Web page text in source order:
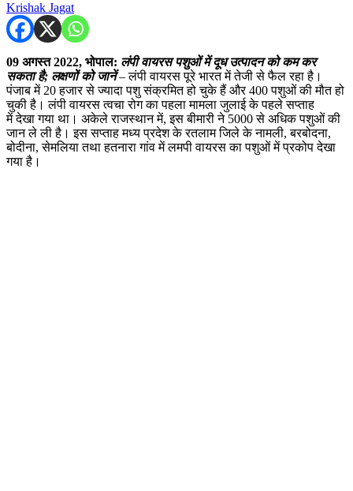
Krishak Jagat
09 अगस्त 2022, भोपाल: लंपी वायरस पशुओं में दूध उत्पादन को कम कर
सकता है; लक्षणों को जानें– लंपी वायरस पूरे भारत में तेजी से फैल रहा है।
पंजाब में 20 हजार से ज्यादा पशु संक्रमित हो चुके हैं और 400 पशुओं की मौत हो
चुकी है। लंपी वायरस त्वचा रोग का पहला मामला जुलाई के पहले सप्ताह
में देखा गया था। अकेले राजस्थान में, इस बीमारी ने 5000 से अधिक पशुओं की
जान ले ली है। इस सप्ताह मध्य प्रदेश के रतलाम जिले के नामली, बरबोदना,
बोदीना, सेमलिया तथा हतनारा गांव में लमपी वायरस का पशुओं में प्रकोप देखा
गया है।